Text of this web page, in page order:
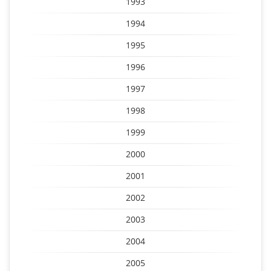
1994
1995
1996
1997
1998
1999
2000
2001
2002
2003
2004
2005